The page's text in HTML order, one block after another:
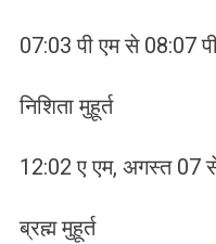
07:03 पी एम से 08:07
निशिता मुहूर्त
12:02 ए एम, अगस्त 07
ब्रह्म मुहूर्त